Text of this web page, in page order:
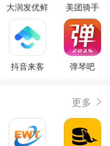
大润发优鲜 美团骑手
抖音来客 弹琴吧
更多